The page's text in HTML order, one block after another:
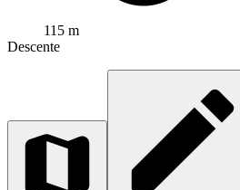
115 m
Descente